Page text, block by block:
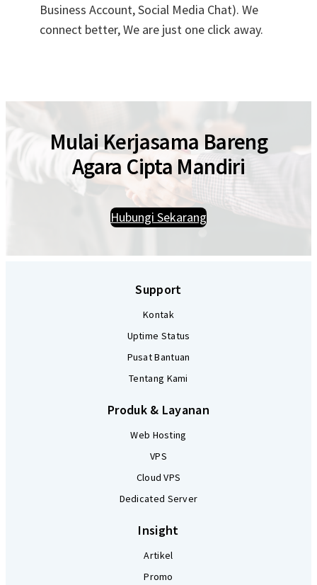
Business Account, Social Media Chat). We
connect better, We are just one click away.
Mulai Kerjasama Bareng
Agara Cipta Mandiri
Hubungi Sekarang
Support
Kontak
Uptime Status
Pusat Bantuan
Tentang Kami
Produk & Layanan
Web Hosting
VPS
Cloud VPS
Dedicated Server
Insight
Artikel
Promo